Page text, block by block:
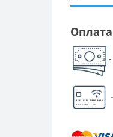
Оплата
-
-